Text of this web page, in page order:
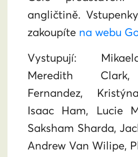
angličtině.
zakoupíte na webu
Vystupují:
Meredith
Fernandez,
Isaac Ham, Lucie
Saksham Sharda,
Andrew Van Wilipe,